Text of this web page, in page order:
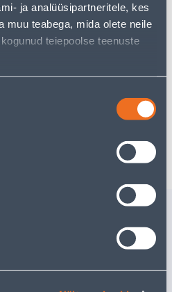
ja analüüsipartneritele, kes
muu teabega, mida olete neile
teiepoolse teenuste
от 16,90 € с 2-5 tööpäeva
5TK/6M²